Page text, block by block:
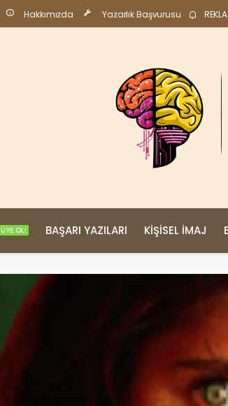
Hakkımızda Yazarlık Başvurusu
ÜYE OL! BAŞARI YAZILARI KIŞISEL İMAJ